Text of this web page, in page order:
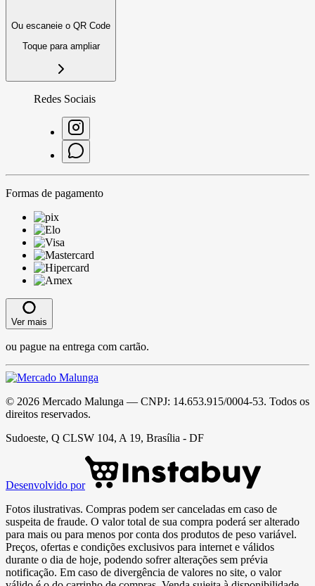
Ou escaneie o QR Code
Toque para ampliar
Redes Sociais
Formas de pagamento
Ver mais
ou pague na entrega com cartão.
© 2026 Mercado Malunga — CNPJ: 14.653.915/0004-53. Todos os
direitos reservados.
Sudoeste, Q CLSW 104, A 19, Brasília - DF
Desenvolvido por
Fotos ilustrativas. Compras podem ser canceladas em caso de
suspeita de fraude. O valor total de sua compra poderá ser alterado
para mais ou para menos por conta dos produtos de peso variável.
Preços, ofertas e condições exclusivos para internet e válidos
durante o dia de hoje, podendo sofrer alterações sem prévia
notificação. Em caso de divergência de valores no site, o valor